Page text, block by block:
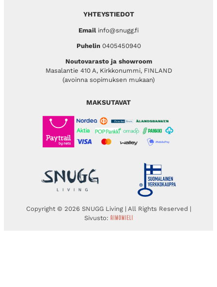
YHTEYSTIEDOT
Emailinfo@snugg.fi
Puhelin 0405450940
Noutovarasto ja showroom
Masalantie 410 A, Kirkkonummi, FINLAND
(avoinna sopimuksen mukaan)
MAKSUTAVAT
Copyright © 2026 SNUGG Living | All Rights Reserved |
Sivusto: